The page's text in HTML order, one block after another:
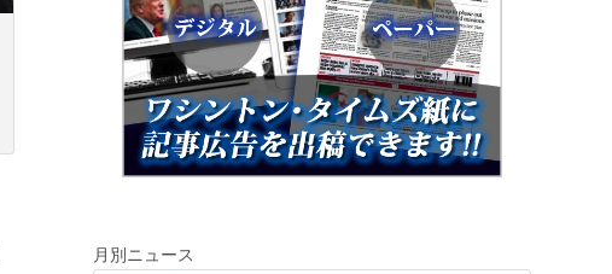
月別ニュース